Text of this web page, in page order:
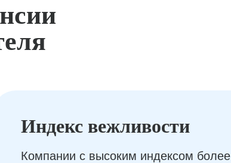
Индекс вежливости
Компании с высоким индексом более